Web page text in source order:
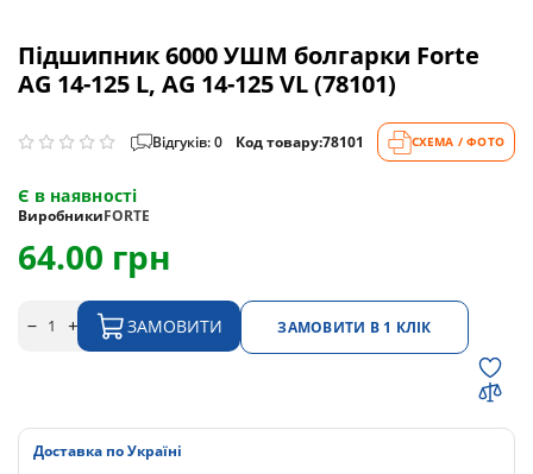
Підшипник 6000 УШМ болгарки Forte
AG 14-125 L, AG 14-125 VL (78101)
Відгуків: 0 Код товару:78101 СХЕМА / ФОТО
Є в наявності
ВиробникиFORTE
64.00 грн
ЗАМОВИТИ ЗАМОВИТИ В 1 КЛІК
Доставка по Україні